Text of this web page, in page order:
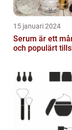
15 januari 2024
Serum är ett
och populärt